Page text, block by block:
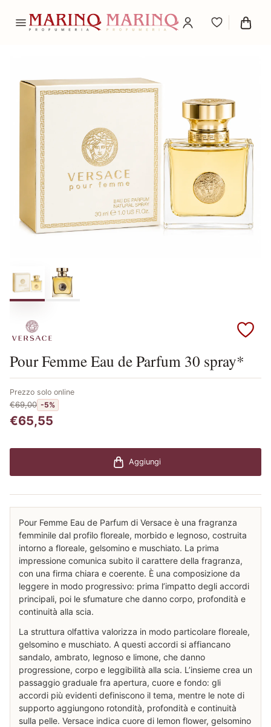
Scopri i prodotti Versace
Pour Femme Eau de Parfum 30 spray*
Prezzo solo online
€69,00 -5%
€65,55
Aggiungi
Pour Femme Eau de Parfum di Versace è una fragranza
femminile dal profilo floreale, morbido e legnoso, costruita
intorno a floreale, gelsomino e muschiato. La prima
impressione comunica subito il carattere della fragranza,
con una firma chiara e coerente. È una composizione da
leggere in modo progressivo: prima l’impatto degli accordi
principali, poi le sfumature che danno corpo, profondità e
continuità alla scia.
La struttura olfattiva valorizza in modo particolare floreale,
gelsomino e muschiato. A questi accordi si affiancano
sandalo, ambrato, legnoso e limone, che danno
progressione, corpo e leggibilità alla scia. L’insieme crea un
passaggio graduale fra apertura, cuore e fondo: gli
accordi più evidenti definiscono il tema, mentre le note di
supporto aggiungono rotondità, profondità e continuità
sulla pelle. Versace indica cuore di lemon flower, gelsomino